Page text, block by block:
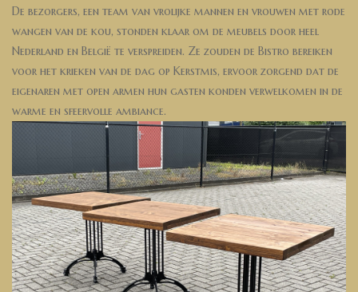
De bezorgers, een team van vrolijke mannen en vrouwen met rode
wangen van de kou, stonden klaar om de meubels door heel
Nederland en België te verspreiden. Ze zouden de Bistro bereiken
voor het krieken van de dag op Kerstmis, ervoor zorgend dat de
eigenaren met open armen hun gasten konden verwelkomen in de
warme en sfeervolle ambiance.